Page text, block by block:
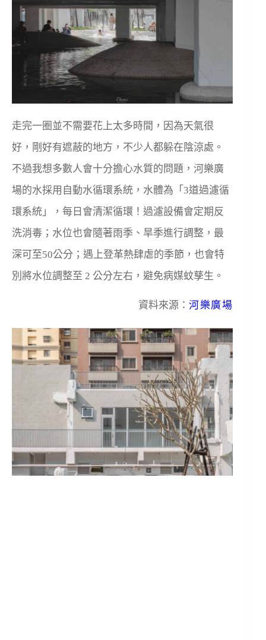
走完一圈並不需要花上太多時間，因為天氣很
好，剛好有遮蔽的地方，不少人都躲在陰涼處。
不過我想多數人會十分擔心水質的問題，河樂廣
場的水採用自動水循環系統，水體為「3道過濾循
環系統」，每日會清潔循環！過濾設備會定期反
洗消毒；水位也會隨著雨季、旱季進行調整，最
深可至50公分；遇上登革熱肆虐的季節，也會特
別將水位調整至 2 公分左右，避免病媒蚊孳生。
資料來源：河樂廣場